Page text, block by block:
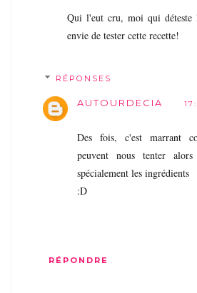
Qui l'eut cru, moi qui
envie de tester cette recette!
RÉPONSES
AUTOURDECIA
Des fois, c'est marrant
peuvent nous tenter
spécialement les ingrédients
:D
RÉPONDRE